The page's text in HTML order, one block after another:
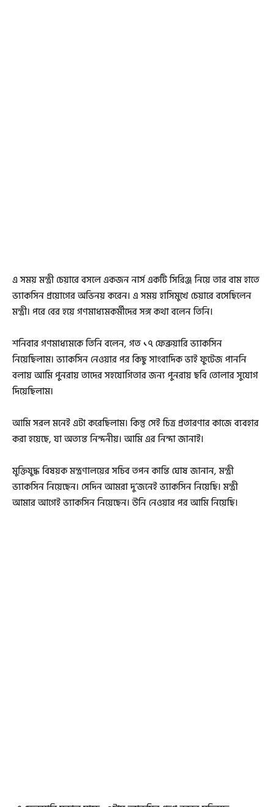
এ সময় মন্ত্রী চেয়ারে বসলে একজন নার্স একটি সিরিঞ্জ নিয়ে তার বাম হাতে
ভ্যাকসিন প্রয়োগের অভিনয় করেন। এ সময় হাসিমুখে চেয়ারে বসেছিলেন
মন্ত্রী। পরে বের হয়ে গণমাধ্যমকর্মীদের সঙ্গ কথা বলেন তিনি।
শনিবার গণমাধ্যমকে তিনি বলেন, গত ১৭ ফেব্রুয়ারি ভ্যাকসিন
নিয়েছিলাম। ভ্যাকসিন নেওয়ার পর কিছু সাংবাদিক ভাই ফুটেজ পাননি
বলায় আমি পুনরায় তাদের সহযোগিতার জন্য পুনরায় ছবি তোলার সুযোগ
দিয়েছিলাম।
আমি সরল মনেই এটা করেছিলাম। কিন্তু সেই চিত্র প্রতারণার কাজে ব্যবহার
করা হয়েছে, যা অত্যন্ত নিন্দনীয়। আমি এর নিন্দা জানাই।
মুক্তিযুদ্ধ বিষয়ক মন্ত্রণালয়ের সচিব তপন কান্তি ঘোষ জানান, মন্ত্রী
ভ্যাকসিন নিয়েছেন। সেদিন আমরা দু’জনেই ভ্যাকসিন নিয়েছি। মন্ত্রী
আমার আগেই ভ্যাকসিন নিয়েছেন। উনি নেওয়ার পর আমি নিয়েছি।